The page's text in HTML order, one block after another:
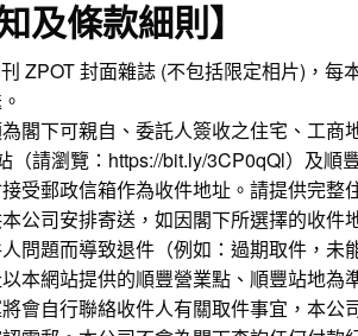
及條款細則】
ZPOT 封面雜誌 (不包括限定相片)，每
閣下可親自、委託人簽收之住宅、工商
（請瀏覽： https://bit.ly/3CP0qQl）及順
受郵政信箱作為收件地址。請提供完整
公司安排寄送，如因閣下所選擇的收件
問題而導致退件（例如：過期取件，未
本網站提供的順豐營業點、順豐站地為
會自行聯絡收件人有關取件事宜，本公